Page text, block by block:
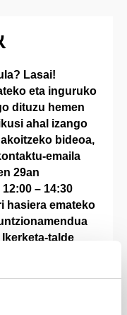
Lasai!
eta inguruko
dituzu hemen
ahal izango
bideoa,
emaila
29an
– 14:30
hasiera emateko
Ikerketa-talde
eta
saio birtuala
parte hartu!!!